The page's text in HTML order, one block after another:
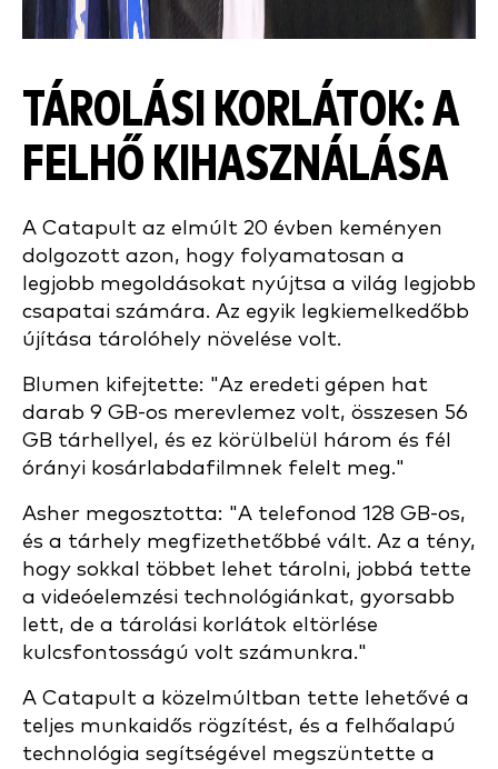
TÁROLÁSI KORLÁTOK: A
FELHŐ KIHASZNÁLÁSA
A Catapult az elmúlt 20 évben keményen
dolgozott azon, hogy folyamatosan a
legjobb megoldásokat nyújtsa a világ legjobb
csapatai számára. Az egyik legkiemelkedőbb
újítása tárolóhely növelése volt.
Blumen kifejtette: "Az eredeti gépen hat
darab 9 GB-os merevlemez volt, összesen 56
GB tárhellyel, és ez körülbelül három és fél
órányi kosárlabdafilmnek felelt meg."
Asher megosztotta: "A telefonod 128 GB-os,
és a tárhely megfizethetőbbé vált. Az a tény,
hogy sokkal többet lehet tárolni, jobbá tette
a videóelemzési technológiánkat, gyorsabb
lett, de a tárolási korlátok eltörlése
kulcsfontosságú volt számunkra."
A Catapult a közelmúltban tette lehetővé a
teljes munkaidős rögzítést, és a felhőalapú
technológia segítségével megszüntette a